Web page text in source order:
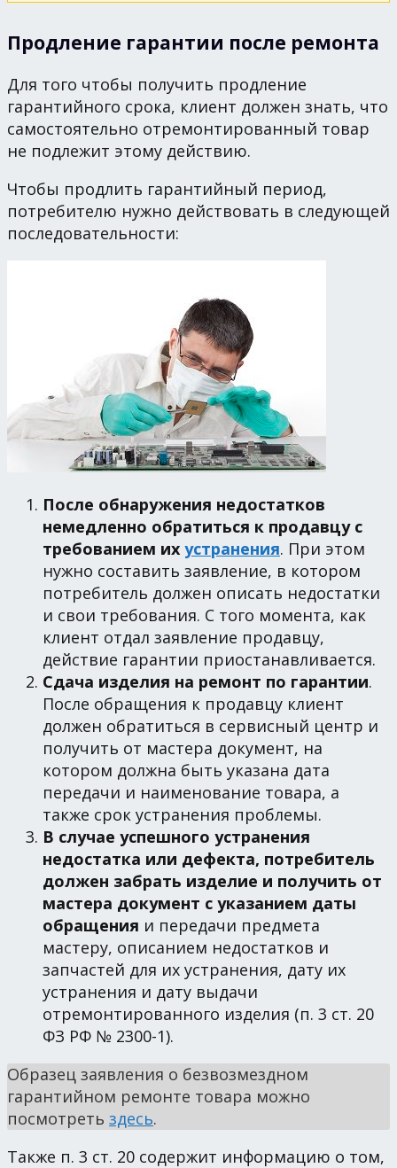
Продление гарантии после ремонта
Для того чтобы получить продление
гарантийного срока, клиент должен знать, что
самостоятельно отремонтированный товар
не подлежит этому действию.
Чтобы продлить гарантийный период,
потребителю нужно действовать в следующей
последовательности:
После обнаружения недостатков
немедленно обратиться к продавцу с
требованием их устранения. При этом
нужно составить заявление, в котором
потребитель должен описать недостатки
и свои требования. С того момента, как
клиент отдал заявление продавцу,
действие гарантии приостанавливается.
Сдача изделия на ремонт по гарантии.
После обращения к продавцу клиент
должен обратиться в сервисный центр и
получить от мастера документ, на
котором должна быть указана дата
передачи и наименование товара, а
также срок устранения проблемы.
В случае успешного устранения
недостатка или дефекта, потребитель
должен забрать изделие и получить от
мастера документ с указанием даты
обращения и передачи предмета
мастеру, описанием недостатков и
запчастей для их устранения, дату их
устранения и дату выдачи
отремонтированного изделия (п. 3 ст. 20
ФЗ РФ № 2300-1).
Образец заявления о безвозмездном
гарантийном ремонте товара можно
посмотреть здесь.
Также п. 3 ст. 20 содержит информацию о том,